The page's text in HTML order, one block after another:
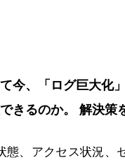
今、「ログ巨大化
きるのか。 解決策
態、アクセス状況